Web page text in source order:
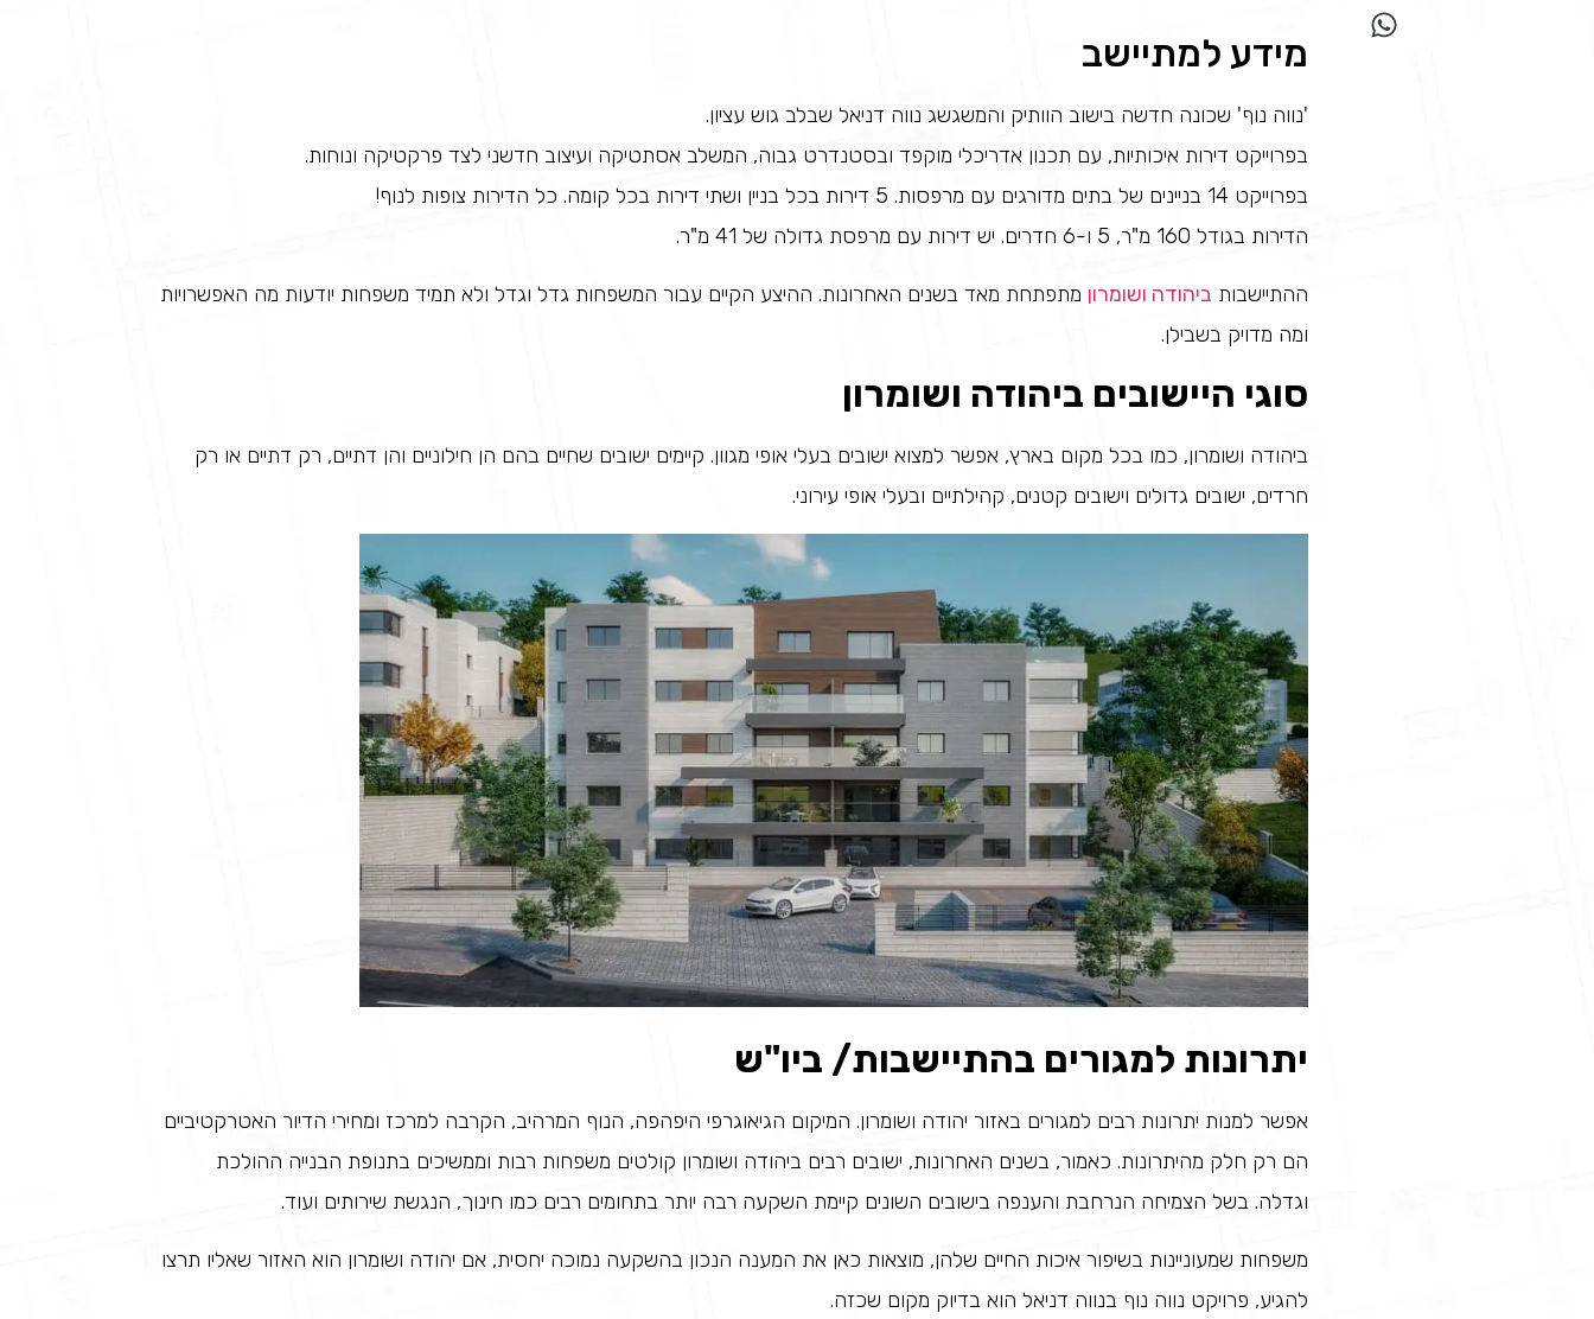
מידע למתיישב
'נווה נוף' שכונה חדשה בישוב הוותיק והמשגשג נווה דניאל שבלב גוש עציון.
בפרוייקט דירות איכותיות, עם תכנון אדריכלי מוקפד ובסטנדרט גבוה, המשלב אסתטיקה ועיצוב חדשני לצד פרקטיקה ונוחות.
בפרוייקט 14 בניינים של בתים מדורגים עם מרפסות. 5 דירות בכל בניין ושתי דירות בכל קומה. כל הדירות צופות לנוף!
הדירות בגודל 160 מ"ר, 5 ו-6 חדרים. יש דירות עם מרפסת גדולה של 41 מ"ר.
ההתיישבות ביהודה ושומרון מתפתחת מאד בשנים האחרונות. ההיצע הקיים עבור המשפחות גדל וגדל ולא תמיד משפחות יודעות מה האפשרויות
ומה מדויק בשבילן.
סוגי היישובים ביהודה ושומרון
ביהודה ושומרון, כמו בכל מקום בארץ, אפשר למצוא ישובים בעלי אופי מגוון. קיימים ישובים שחיים בהם הן חילוניים והן דתיים, רק דתיים או רק
חרדים, ישובים גדולים וישובים קטנים, קהילתיים ובעלי אופי עירוני.
יתרונות למגורים בהתיישבות/ ביו"ש
אפשר למנות יתרונות רבים למגורים באזור יהודה ושומרון. המיקום הגיאוגרפי היפהפה, הנוף המרהיב, הקרבה למרכז ומחירי הדיור האטרקטיביים
הם רק חלק מהיתרונות. כאמור, בשנים האחרונות, ישובים רבים ביהודה ושומרון קולטים משפחות רבות וממשיכים בתנופת הבנייה ההולכת
וגדלה. בשל הצמיחה הנרחבת והענפה בישובים השונים קיימת השקעה רבה יותר בתחומים רבים כמו חינוך, הנגשת שירותים ועוד.
משפחות שמעוניינות בשיפור איכות החיים שלהן, מוצאות כאן את המענה הנכון בהשקעה נמוכה יחסית, אם יהודה ושומרון הוא האזור שאליו תרצו
להגיע, פרויקט נווה נוף בנווה דניאל הוא בדיוק מקום שכזה.